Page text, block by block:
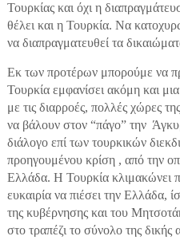
Τουρκίας και όχι η
θέλει και η Τουρκία. Να
να διαπραγματευθεί τα
Εκ των προτέρων μπορούμε να
Τουρκία εμφανίσει ακόμη και
με τις διαρροές, πολλές χώρες
να βάλουν στον “πάγο” την
διάλογο επί των τουρκικών
προηγουμένου κρίση , από την
Ελλάδα. Η Τουρκία κλιμακώνει
ευκαιρία να πιέσει την Ελλάδα,
της κυβέρνησης και του
στο τραπέζι το σύνολο της δικής